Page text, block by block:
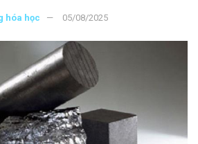
hóa học 05/08/2025